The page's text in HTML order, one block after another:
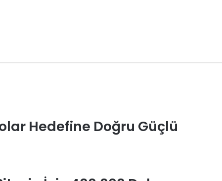
Hedefine Doğru Güçlü